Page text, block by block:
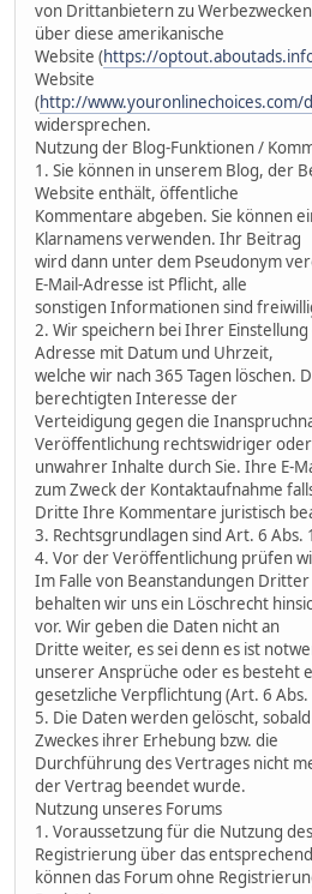
von Drittanbietern zu
über diese amerikanische
Website (https://
Website
(http://
widersprechen.
Nutzung der Blog-Funktionen /
1. Sie können in unserem Blog, der
Website enthält, öffentliche
Kommentare abgeben. Sie können
Klarnamens verwenden. Ihr Beitrag
wird dann unter dem Pseudonym
E-Mail-Adresse ist Pflicht, alle
sonstigen Informationen sind
2. Wir speichern bei Ihrer
Adresse mit Datum und Uhrzeit,
welche wir nach 365 Tagen löschen.
berechtigten Interesse der
Verteidigung gegen die
Veröffentlichung rechtswidriger oder
unwahrer Inhalte durch Sie. Ihre E-
zum Zweck der Kontaktaufnahme
Dritte Ihre Kommentare juristisch
3. Rechtsgrundlagen sind Art. 6 Abs.
4. Vor der Veröffentlichung prüfen
Im Falle von Beanstandungen Dritter
behalten wir uns ein Löschrecht
vor. Wir geben die Daten nicht an
Dritte weiter, es sei denn es ist
unserer Ansprüche oder es besteht
gesetzliche Verpflichtung (Art. 6 Abs.
5. Die Daten werden gelöscht,
Zweckes ihrer Erhebung bzw. die
Durchführung des Vertrages nicht
der Vertrag beendet wurde.
Nutzung unseres Forums
1. Voraussetzung für die Nutzung
Registrierung über das
können das Forum ohne